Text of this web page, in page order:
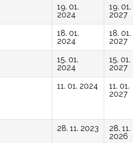
19. 01.
2024
19. 01.
2027
18. 01.
2024
18. 01.
2027
15. 01.
2024
15. 01.
2027
11. 01. 2024
11. 01.
2027
28. 11. 2023
28. 11.
2026